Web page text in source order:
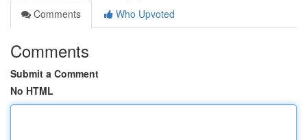
Comments
Who Upvoted
Comments
Submit a Comment
No HTML